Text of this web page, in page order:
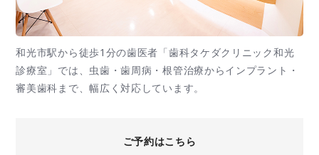
和光市駅から徒歩1分の歯医者「歯科タケダクリニック和光
診療室」では、虫歯・歯周病・根管治療からインプラント・
審美歯科まで、幅広く対応しています。
ご予約はこちら